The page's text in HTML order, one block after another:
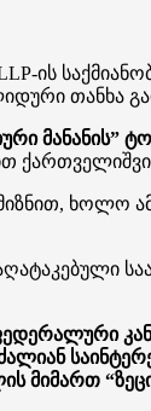
ის
თანხა
მანანის”
ხოლო
მიმართ